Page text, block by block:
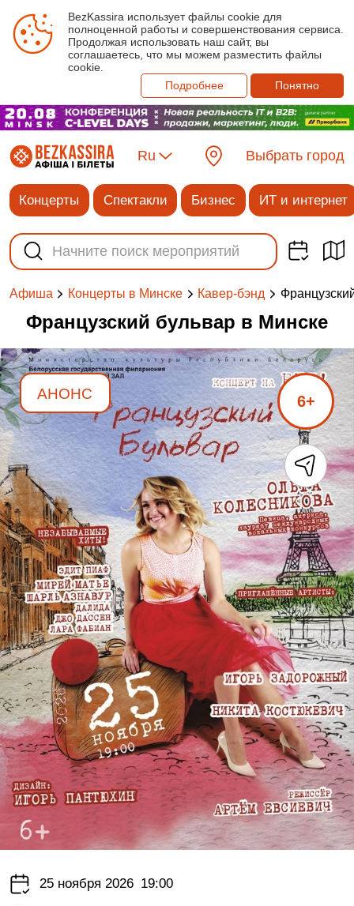
BezKassira использует файлы cookie для
полноценной работы и совершенствования сервиса.
Продолжая использовать наш сайт, вы
соглашаетесь, что мы можем разместить файлы
cookie.
Подробнее
Понятно
Ru Выбрать город
Концерты Спектакли Бизнес ИТ и интернет
Афиша Концерты в Минске Кавер-бэнд
Французский бульвар в Минске
АНОНС 6+
25 ноября 2026 19:00